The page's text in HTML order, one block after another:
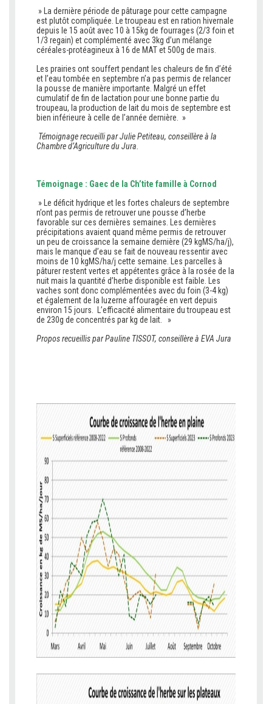
» La dernière période de pâturage pour cette campagne
est plutôt compliquée. Le troupeau est en ration hivernale
depuis le 15 août avec 10 à 15kg de fourrages (2/3 foin et
1/3 regain) et complémenté avec 3kg d’un mélange
céréales-protéagineux à 16 de MAT et 500g de maïs.
Les prairies ont souffert pendant les chaleurs de fin d’été
et l’eau tombée en septembre n’a pas permis de relancer
la pousse de manière importante. Malgré un effet
cumulatif de fin de lactation pour une bonne partie du
troupeau, la production de lait du mois de septembre est
bien inférieure à celle de l’année dernière. »
Témoignage recueilli par Julie Petiteau, conseillère à la
Chambre d’Agriculture du Jura.
Témoignage : Gaec de la Ch’tite famille à Cornod
» Le déficit hydrique et les fortes chaleurs de septembre
n’ont pas permis de retrouver une pousse d’herbe
favorable sur ces dernières semaines. Les dernières
précipitations avaient quand même permis de retrouver
un peu de croissance la semaine dernière (29 kgMS/ha/j),
mais le manque d’eau se fait de nouveau ressentir avec
moins de 10 kgMS/ha/j cette semaine. Les parcelles à
pâturer restent vertes et appétentes grâce à la rosée de la
nuit mais la quantité d’herbe disponible est faible. Les
vaches sont donc complémentées avec du foin (3-4 kg)
et également de la luzerne affouragée en vert depuis
environ 15 jours. L’efficacité alimentaire du troupeau est
de 230g de concentrés par kg de lait. »
Propos recueillis par Pauline TISSOT, conseillère à EVA Jura